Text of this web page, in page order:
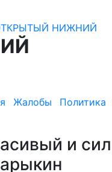
Жалобы Политика
и